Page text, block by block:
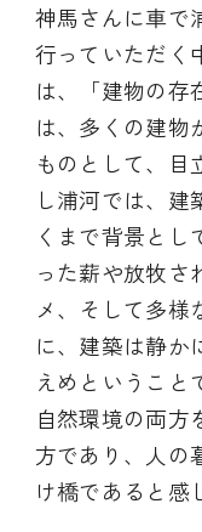
神馬さんに車で
行っていただく
は、「建物の存
は、多くの建物
ものとして、目
し浦河では、
くまで背景と
った薪や放牧さ
メ、そして多様
に、建築は静か
えめということ
自然環境の両方
方であり、人の
け橋であると感